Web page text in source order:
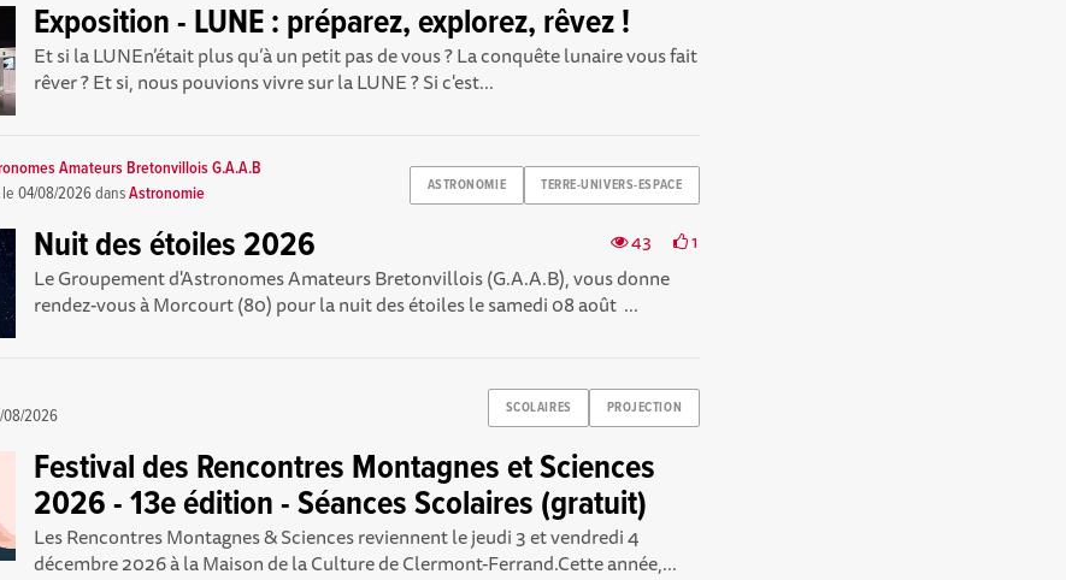
Exposition - LUNE : préparez, explorez, rêvez !
Et si la LUNEn’était plus qu’à un petit pas de vous ? La conquête lunaire vous fait
rêver ? Et si, nous pouvions vivre sur la LUNE ? Si c'est...
ASTRONOMIE TERRE-UNIVERS-ESPACE
Amateurs Bretonvillois G.A.A.B
le04/08/2026dansAstronomie
43 1
Nuit des étoiles 2026
Le Groupement d'Astronomes Amateurs Bretonvillois (G.A.A.B), vous donne
rendez-vous à Morcourt (80) pour la nuit des étoiles le samedi 08 août ...
SCOLAIRES PROJECTION
08/2026
Festival des Rencontres Montagnes et Sciences
2026 - 13e édition - Séances Scolaires (gratuit)
Les Rencontres Montagnes & Sciences reviennent le jeudi 3 et vendredi 4
décembre 2026 à la Maison de la Culture de Clermont-Ferrand.Cette année,...